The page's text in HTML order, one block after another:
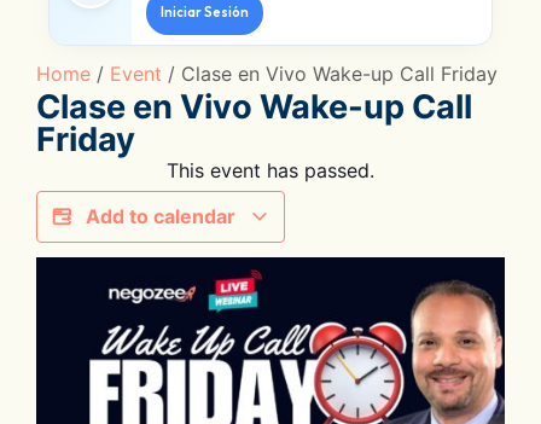
Iniciar Sesión
Home / Event / Clase en Vivo Wake-up Call Friday
Clase en Vivo Wake-up Call
Friday
This event has passed.
Add to calendar